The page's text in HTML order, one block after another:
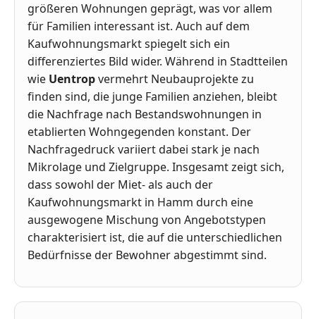
größeren Wohnungen geprägt, was vor allem
für Familien interessant ist. Auch auf dem
Kaufwohnungsmarkt spiegelt sich ein
differenziertes Bild wider. Während in Stadtteilen
wie Uentropvermehrt Neubauprojekte zu
finden sind, die junge Familien anziehen, bleibt
die Nachfrage nach Bestandswohnungen in
etablierten Wohngegenden konstant. Der
Nachfragedruck variiert dabei stark je nach
Mikrolage und Zielgruppe. Insgesamt zeigt sich,
dass sowohl der Miet- als auch der
Kaufwohnungsmarkt in Hamm durch eine
ausgewogene Mischung von Angebotstypen
charakterisiert ist, die auf die unterschiedlichen
Bedürfnisse der Bewohner abgestimmt sind.